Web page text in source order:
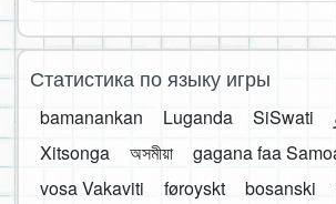
Статистика по языку игры
bamanankan Luganda SiSwati
Xitsonga
অসমীয়া
gagana faa
vosa Vakaviti
føroyskt bosanski